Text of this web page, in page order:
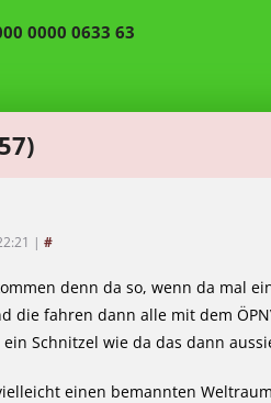
0000 0633 63
| #
denn da so, wenn da mal
die fahren dann alle mit dem
Schnitzel wie da das dann
einen bemannten